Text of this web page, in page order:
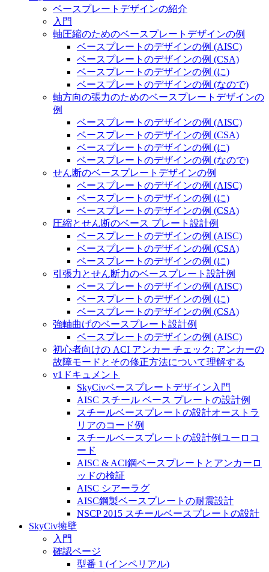
ベースプレートデザインの紹介
入門
軸圧縮のためのベースプレートデザインの例
ベースプレートのデザインの例 (AISC)
ベースプレートのデザインの例 (CSA)
ベースプレートのデザインの例 (に)
ベースプレートのデザインの例 (なので)
軸方向の張力のためのベースプレートデザインの
例
ベースプレートのデザインの例 (AISC)
ベースプレートのデザインの例 (CSA)
ベースプレートのデザインの例 (に)
ベースプレートのデザインの例 (なので)
せん断のベースプレートデザインの例
ベースプレートのデザインの例 (AISC)
ベースプレートのデザインの例 (に)
ベースプレートのデザインの例 (CSA)
圧縮とせん断のベース プレート設計例
ベースプレートのデザインの例 (AISC)
ベースプレートのデザインの例 (CSA)
ベースプレートのデザインの例 (に)
引張力とせん断力のベースプレート設計例
ベースプレートのデザインの例 (AISC)
ベースプレートのデザインの例 (に)
ベースプレートのデザインの例 (CSA)
強軸曲げのベースプレート設計例
ベースプレートのデザインの例 (AISC)
初心者向けの ACI アンカー チェック: アンカーの
故障モードとその修正方法について理解する
v1ドキュメント
SkyCivベースプレートデザイン入門
AISC スチール ベース プレートの設計例
スチールベースプレートの設計オーストラ
リアのコード例
スチールベースプレートの設計例ユーロコ
ード
AISC & ACI鋼ベースプレートとアンカーロ
ッドの検証
AISC シアーラグ
AISC鋼製ベースプレートの耐震設計
NSCP 2015 スチールベースプレートの設計
SkyCiv擁壁
入門
確認ページ
型番 1 (インペリアル)